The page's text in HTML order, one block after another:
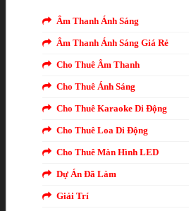
Âm Thanh Ánh Sáng
Âm Thanh Ánh Sáng Giá Rẻ
Cho Thuê Âm Thanh
Cho Thuê Ánh Sáng
Cho Thuê Karaoke Di Động
Cho Thuê Loa Di Động
Cho Thuê Màn Hình LED
Dự Án Đã Làm
Giải Trí